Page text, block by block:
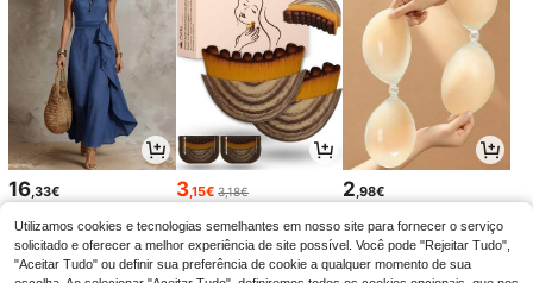
16,33€ 3,15€ 3,18€ 2,98€
Utilizamos cookies e tecnologias semelhantes em nosso site para fornecer o serviço
solicitado e oferecer a melhor experiência de site possível. Você pode "Rejeitar Tudo",
"Aceitar Tudo" ou definir sua preferência de cookie a qualquer momento de sua